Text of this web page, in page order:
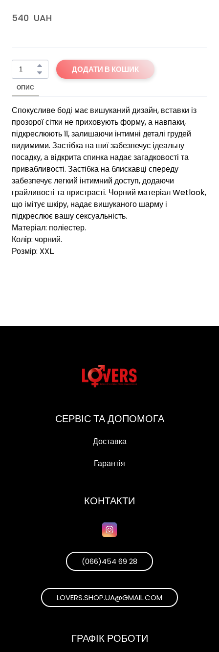
540  UAH
ДОДАТИ В КОШИК
ОПИС
Спокусливе боді має вишуканий дизайн, вставки із
прозорої сітки не приховують форму, а навпаки,
підкреслюють її, залишаючи інтимні деталі грудей
видимими. Застібка на шиї забезпечує ідеальну
посадку, а відкрита спинка надає загадковості та
привабливості. Застібка на блискавці спереду
забезпечує легкий інтимний доступ, додаючи
грайливості та пристрасті. Чорний матеріал Wetlook,
що імітує шкіру, надає вишуканого шарму і
підкреслює вашу сексуальність.
Матеріал: поліестер.
Колір: чорний.
Розмір: XXL.
СЕРВІС ТА ДОПОМОГА
Доставка
Гарантія
КОНТАКТИ
(066)454 69 28
LOVERS.SHOP.UA@GMAIL.COM
ГРАФІК РОБОТИ